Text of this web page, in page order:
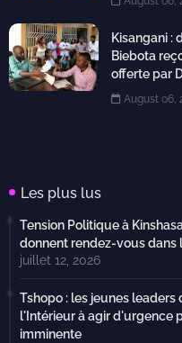
Kisangani :
Biebota
offerte par
August 06,
Les plus lus
Tension Politique à
donnent rendez-vous dans
juillet 12, 2026
Tshopo : les jeunes leaders
l'Intérieur à agir d'urgence
imminente